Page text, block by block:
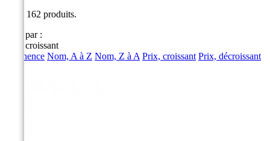
Il y a 162 produits.
Trier par :
Prix, croissant
Pertinence Nom, A à Z Nom, Z à A Prix, croissant Prix, décroissant